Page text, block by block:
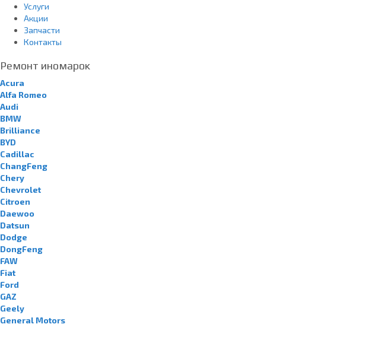
Услуги
Акции
Запчасти
Контакты
Ремонт иномарок
Acura
Alfa Romeo
Audi
BMW
Brilliance
BYD
Cadillac
ChangFeng
Chery
Chevrolet
Citroen
Daewoo
Datsun
Dodge
DongFeng
FAW
Fiat
Ford
GAZ
Geely
General Motors